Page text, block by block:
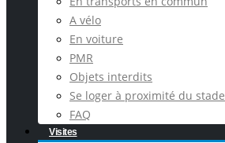
A vélo
En voiture
PMR
Objets interdits
Se loger à proximité du stade
FAQ
Visites